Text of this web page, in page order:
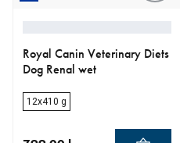
Royal Canin Veterinary Diets
Dog Renal wet
12x410 g